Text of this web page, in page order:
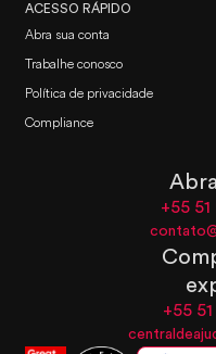
ACESSO RÁPIDO
Abra sua conta
Trabalhe conosco
Política de privacidade
Compliance
+55
+55